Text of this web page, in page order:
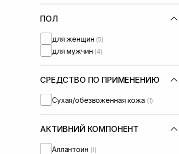
ПОЛ
для женщин (5)
для мужчин (4)
СРЕДСТВО ПО ПРИМЕНЕНИЮ
Сухая/обезвоженная кожа (1)
АКТИВНИЙ КОМПОНЕНТ
Аллантоин (1)